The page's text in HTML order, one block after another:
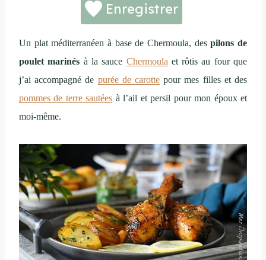
Enregistrer
Un plat méditerranéen à base de Chermoula, despilons de
poulet marinés à la sauce Chermoula et rôtis au four que
j’ai accompagné de purée de carotte pour mes filles et des
pommes de terre sautées à l’ail et persil pour mon époux et
moi-même.